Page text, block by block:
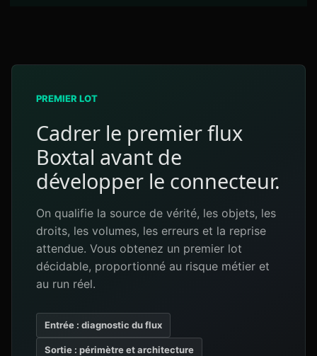
PREMIER LOT
Cadrer le premier flux
Boxtal avant de
développer le connecteur.
On qualifie la source de vérité, les objets, les
droits, les volumes, les erreurs et la reprise
attendue. Vous obtenez un premier lot
décidable, proportionné au risque métier et
au run réel.
Entrée : diagnostic du flux
Sortie : périmètre et architecture